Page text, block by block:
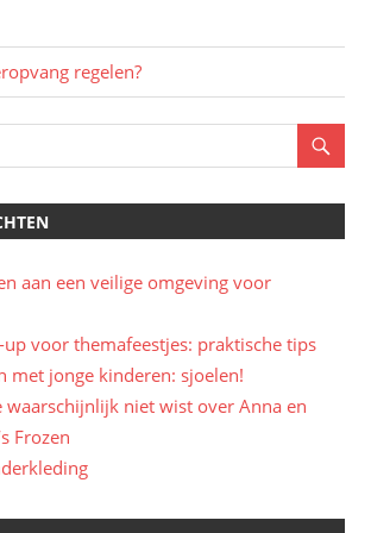
regelen?
aan een veilige omgeving voor
up voor themafeestjes: praktische tips
met jonge kinderen: sjoelen!
waarschijnlijk niet wist over Anna en
Frozen